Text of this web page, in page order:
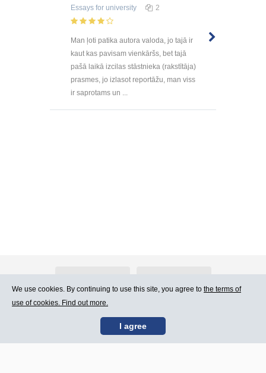
Essays for university 2
Man ļoti patika autora valoda, jo tajā ir
kaut kas pavisam vienkāršs, bet tajā
pašā laikā izcilas stāstnieka (rakstītāja)
prasmes, jo izlasot reportāžu, man viss
ir saprotams un ...
Contact Us Terms of Use
We use cookies. By continuing to use this site, you agree to the terms of
use of cookies. Find out more.
I agree